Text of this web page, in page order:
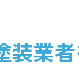
装業